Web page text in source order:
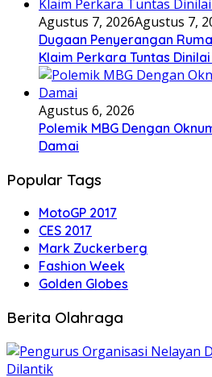
Agustus 7, 2026Agustus 7,
Dugaan Penyerangan
Klaim Perkara Tuntas
Agustus 6, 2026
Polemik MBG Dengan
Damai
Popular Tags
MotoGP 2017
CES 2017
Mark Zuckerberg
Fashion Week
Golden Globes
Berita Olahraga